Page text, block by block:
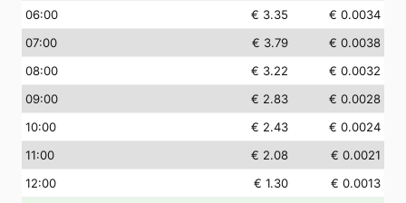
06:00 € 3.35
€ 0.0034
07:00 € 3.79
€ 0.0038
08:00 € 3.22
€ 0.0032
09:00 € 2.83
€ 0.0028
10:00 € 2.43
€ 0.0024
11:00 € 2.08
€ 0.0021
12:00 € 1.30
€ 0.0013